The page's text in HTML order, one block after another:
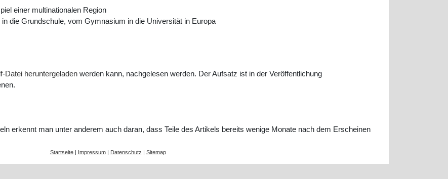
einer multinationalen Region
die Grundschule, vom Gymnasium in die Universität in Europa
Datei heruntergeladen werden kann, nachgelesen werden. Der Aufsatz ist in der Veröffentlichung
erkennt man unter anderem auch daran, dass Teile des Artikels bereits wenige Monate nach dem Erscheinen
Startseite| Impressum| Datenschutz | Sitemap